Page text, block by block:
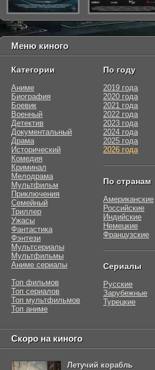
Меню киного
Категории
Аниме
Биография
Боевик
Военный
Детектив
Документальный
Драма
Исторический
Комедия
Криминал
Мелодрама
Мультфильм
Приключения
Семейный
Триллер
Ужасы
Фантастика
Фэнтези
Мультсериалы
Мультфильмы
Аниме сериалы
Топ фильмов
Топ сериалов
Топ мультфильмов
Топ аниме
По году
2019 года
2020 года
2021 года
2022 года
2023 года
2024 года
2025 года
2026 года
По странам
Американские
Российские
Индийские
Немецкие
Французские
Сериалы
Русские
Зарубежные
Турецкие
Скоро на киного
Летучий корабль